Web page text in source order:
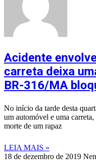
Acidente
carreta deixa
BR-316/MA
No início da tarde desta
um automóvel e uma
morte de um rapaz
LEIA MAIS »
18 de dezembro de 2019